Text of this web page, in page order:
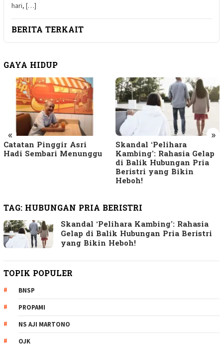
hari, […]
BERITA TERKAIT
GAYA HIDUP
« »
Catatan Pinggir Asri
Hadi Sembari Menunggu
Skandal ‘Pelihara
Kambing’: Rahasia Gelap
di Balik Hubungan Pria
Beristri yang Bikin
Heboh!
TAG: HUBUNGAN PRIA BERISTRI
Skandal ‘Pelihara Kambing’: Rahasia
Gelap di Balik Hubungan Pria Beristri
yang Bikin Heboh!
TOPIK POPULER
BNSP
PROPAMI
NS AJI MARTONO
OJK